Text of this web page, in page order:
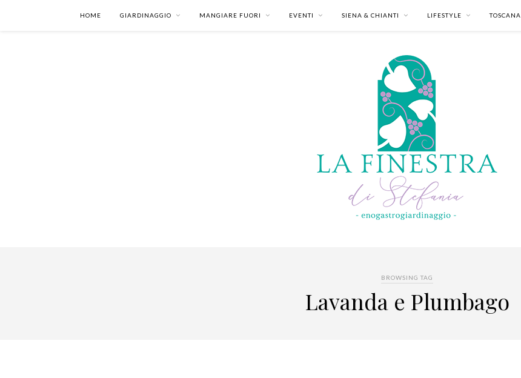
HOME GIARDINAGGIO MANGIARE FUORI EVENTI SIENA & CHIANTI LIFESTYLE TOSCANA
BROWSING TAG
Lavanda e Plumbago